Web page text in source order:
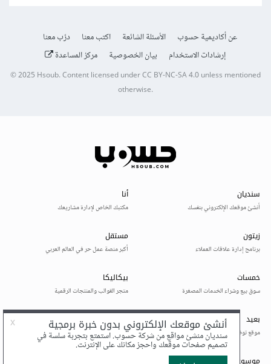
عن أكاديمية حسوب الأسئلة الشائعة اكتب معنا
درّب معنا
إرشادات الاستخدام
بيان الخصوصية مركز المساعدة
© 2025 Hsoub.Content licensed underCC BY-NC-SA 4.0unless mentioned
otherwise.